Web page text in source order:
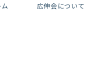
広伸会について